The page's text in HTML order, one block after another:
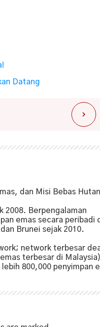
Datang
dan Misi Bebas
2008. Berpengalaman
emas secara peribadi
Brunei sejak 2010.
network terbesar
terbesar di
800,000 penyimpan